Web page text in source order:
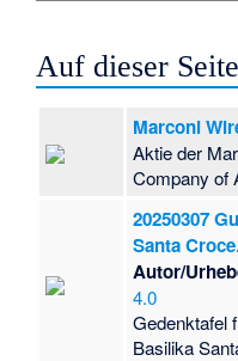
Auf dieser
Marconi
Aktie der
Company of
20250307
Santa
Autor/
4.0
Gedenktafel
Basilika